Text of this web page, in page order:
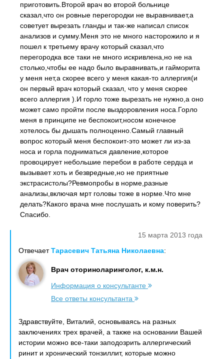
приготовить.Второй врач во второй больнице
сказал,что он ровные перегородки не выравнивает,а
советует вырезать гланды и так-же написал список
анализов и сумму.Меня это не много насторожило и я
пошел к третьему врачу который сказал,что
перегородка все таки не много искривлена,но не на
столько,чтобы ее надо было выравнивать,и гайморита
у меня нет,а скорее всего у меня какая-то аллергия(и
он первый врач который сказал, что у меня скорее
всего аллергия ).И горло тоже вырезать не нужно,а оно
может само пройти после выздоровления носа.Горло
меня в принципе не беспокоит,носом конечное
хотелось бы дышать полноценно.Самый главный
вопрос который меня беспокоит-это может ли из-за
носа и горла подниматься давление,которое
провоцирует небольшие перебои в работе сердца и
вызывает хоть и безвредные,но не приятные
экстрасистолы?Ревмопробы в норме,разные
анализы,включая мрт головы тоже в норме.Что мне
делать?Какого врача мне послушать и кому поверить?
Спасибо.
15 марта 2013 года
ОтвечаетТарасевич Татьяна Николаевна:
Врач оториноларинголог, к.м.н.
Информация о консультанте
Все ответы консультанта
Здравствуйте, Виталий, основываясь на разных
заключениях трех врачей, а также на основании Вашей
истории можно все-таки заподозрить аллергический
ринит и хронический тонзиллит, которые можно